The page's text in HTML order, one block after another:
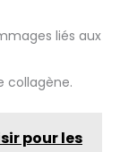
liés aux
collagène.
pour les